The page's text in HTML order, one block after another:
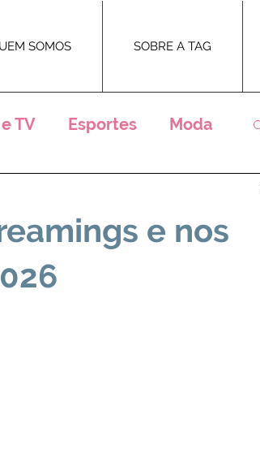
SOMOS SOBRE A TAG
TV Esportes Moda
Televisão
e nos